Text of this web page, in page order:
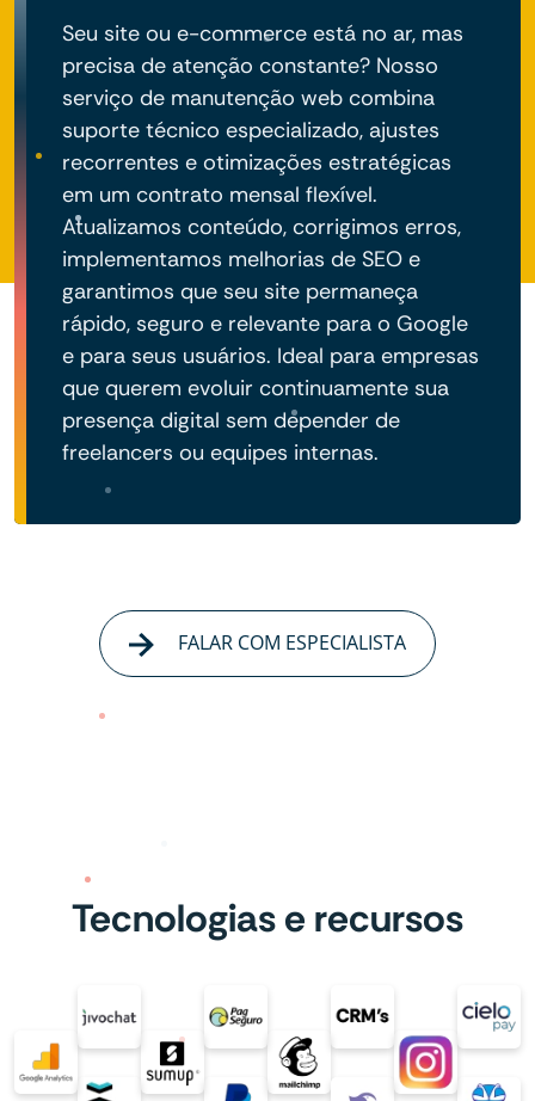
Seu site ou e-commerce está no ar, mas
precisa de atenção constante? Nosso
serviço de manutenção web combina
suporte técnico especializado, ajustes
recorrentes e otimizações estratégicas
em um contrato mensal flexível.
Atualizamos conteúdo, corrigimos erros,
implementamos melhorias de SEO e
garantimos que seu site permaneça
rápido, seguro e relevante para o Google
e para seus usuários. Ideal para empresas
que querem evoluir continuamente sua
presença digital sem depender de
freelancers ou equipes internas.
FALAR COM ESPECIALISTA
Tecnologias e recursos